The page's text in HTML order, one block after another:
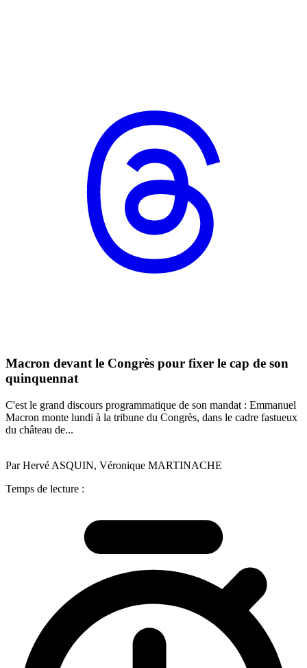
Macron devant le Congrès pour fixer le cap de son
quinquennat
C'est le grand discours programmatique de son mandat : Emmanuel
Macron monte lundi à la tribune du Congrès, dans le cadre fastueux
du château de...
Par Hervé ASQUIN, Véronique MARTINACHE
Temps de lecture :